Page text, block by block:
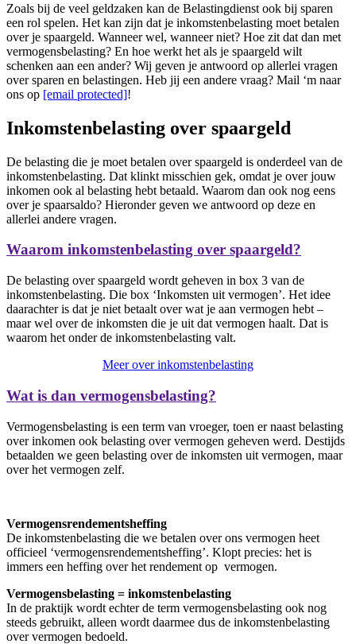
Zoals bij de veel geldzaken kan de Belastingdienst ook bij sparen
een rol spelen. Het kan zijn dat je inkomstenbelasting moet betalen
over je spaargeld. Wanneer wel, wanneer niet? Hoe zit dat dan met
vermogensbelasting? En hoe werkt het als je spaargeld wilt
schenken aan een ander? Wij geven je antwoord op allerlei vragen
over sparen en belastingen. Heb jij een andere vraag? Mail ‘m naar
ons op [email protected]!
Inkomstenbelasting over spaargeld
De belasting die je moet betalen over spaargeld is onderdeel van de
inkomstenbelasting. Dat klinkt misschien gek, omdat je over jouw
inkomen ook al belasting hebt betaald. Waarom dan ook nog eens
over je spaarsaldo? Hieronder geven we antwoord op deze en
allerlei andere vragen.
Waarom inkomstenbelasting over spaargeld?
De belasting over spaargeld wordt geheven in box 3 van de
inkomstenbelasting. Die box ‘Inkomsten uit vermogen’. Het idee
daarachter is dat je niet betaalt over wat je aan vermogen hebt –
maar wel over de inkomsten die je uit dat vermogen haalt. Dat is
waarom het onder de inkomstenbelasting valt.
Meer over inkomstenbelasting
Wat is dan vermogensbelasting?
Vermogensbelasting is een term van vroeger, toen er naast belasting
over inkomen ook belasting over vermogen geheven werd. Destijds
betaalden we geen belasting over de inkomsten uit vermogen, maar
over het vermogen zelf.
Vermogensrendementsheffing
De inkomstenbelasting die we betalen over ons vermogen heet
officieel ‘vermogensrendementsheffing’. Klopt precies: het is
immers een heffing over het rendement op vermogen.
Vermogensbelasting = inkomstenbelasting
In de praktijk wordt echter de term vermogensbelasting ook nog
steeds gebruikt, alleen wordt daarmee dus de inkomstenbelasting
over vermogen bedoeld.